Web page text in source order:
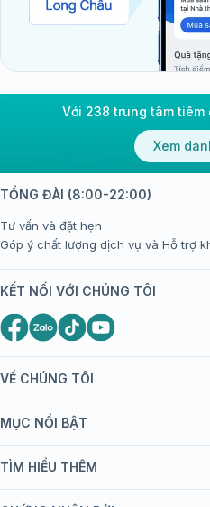
Với 238 trung tâm
Xem
VỀ CHÚNG TÔI
Giới thiệu Tiêm Chủng FPT
bán hàng
MỤC NỔI BẬT
Danh mục vắc xin
TÌM HIỂU THÊM
TỔNG ĐÀI (8:00-22:00)
Tư vấn và đặt hẹn
Góp ý chất lượng dịch vụ và Hỗ trợ
KẾT NỐI VỚI CHÚNG TÔI